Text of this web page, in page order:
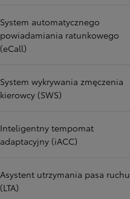
System automatycznego
powiadamiania ratunkowego
(eCall)
System wykrywania zmęczenia
kierowcy (SWS)
Inteligentny tempomat
adaptacyjny (iACC)
Asystent utrzymania pasa ruchu
(LTA)